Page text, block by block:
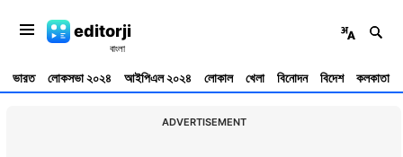
editorji
ভারত লোকসভা ২০২৪ আইপিএল ২০২৪ লোকাল খেলা বিনোদন বিদেশ কলকাতা
ADVERTISEMENT